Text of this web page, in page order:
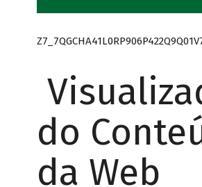
do
da Web